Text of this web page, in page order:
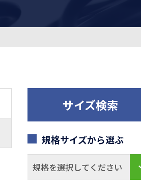
サイズ検索
規格サイズから選ぶ